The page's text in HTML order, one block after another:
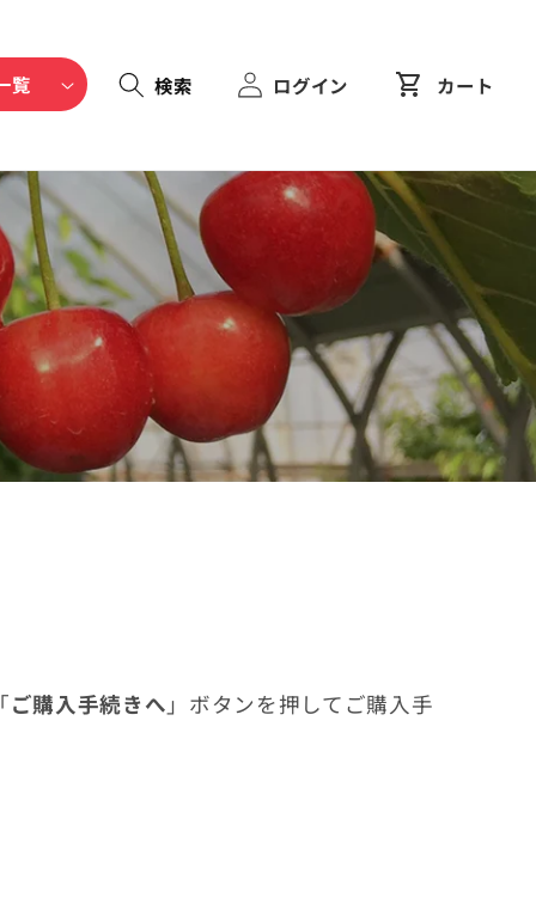
覧 ログイン shopping_cart カート
ご購入手続きへ 」ボタンを押してご購入手